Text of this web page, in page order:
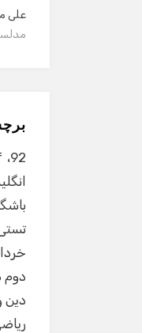
علی
92
دوم
دین